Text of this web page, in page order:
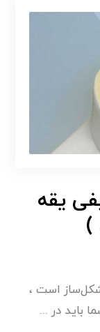
یقه
)
است ،
باید در ...